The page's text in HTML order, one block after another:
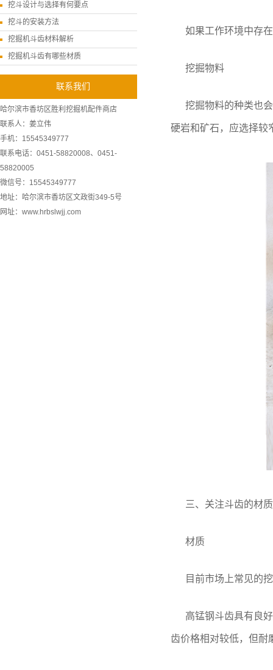
挖斗设计与选择有何要点
挖斗的安装方法
挖掘机斗齿材料解析
挖掘机斗齿有哪些材质
联系我们
哈尔滨市香坊区胜利挖掘机配件商店
联系人：姜立伟
手机：15545349777
联系电话：0451-58820008、0451-
58820005
微信号：15545349777
地址：哈尔滨市香坊区文政街349-5号
网址：www.hrbslwjj.com
如果工作环境中存
挖掘物料
挖掘物料的种类也
硬岩和矿石，应选择较
三、关注斗齿的材
材质
目前市场上常见的
高锰钢斗齿具有良
齿价格相对较低，但耐